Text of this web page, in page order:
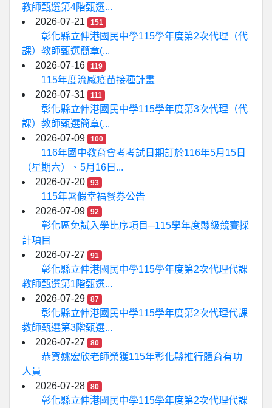
教師甄選第4階甄選...
2026-07-21
151
彰化縣立伸港國民中學115學年度第2次代理（代
課）教師甄選簡章(...
2026-07-16
119
115年度流感疫苗接種計畫
2026-07-31
111
彰化縣立伸港國民中學115學年度第3次代理（代
課）教師甄選簡章(...
2026-07-09
100
116年國中教育會考考試日期訂於116年5月15日
（星期六）、5月16日...
2026-07-20
93
115年暑假幸福餐券公告
2026-07-09
92
彰化區免試入學比序項目─115學年度縣級競賽採
計項目
2026-07-27
91
彰化縣立伸港國民中學115學年度第2次代理代課
教師甄選第1階甄選...
2026-07-29
87
彰化縣立伸港國民中學115學年度第2次代理代課
教師甄選第3階甄選...
2026-07-27
80
恭賀姚宏欣老師榮獲115年彰化縣推行體育有功
人員
2026-07-28
80
彰化縣立伸港國民中學115學年度第2次代理代課